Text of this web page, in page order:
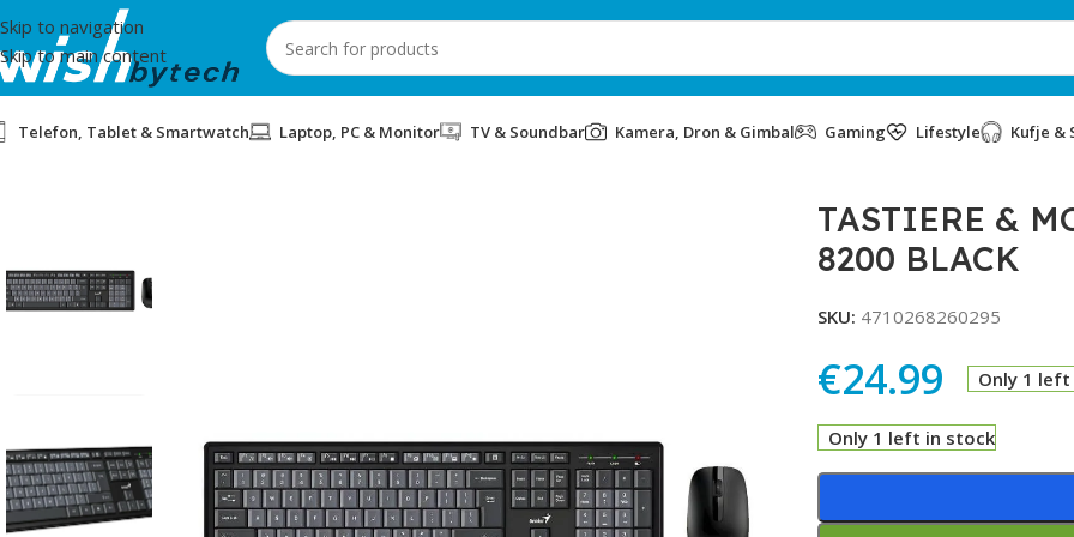
Skip to navigation
Skip to main content
Telefon, Tablet & Smartwatch Laptop, PC & Monitor TV & Soundbar Kamera, Dron & Gimbal Gaming Lifestyle Kufje &
TASTIERE &
8200 BLACK
SKU: 4710268260295
€24.99 Only 1
Only 1 left in stock